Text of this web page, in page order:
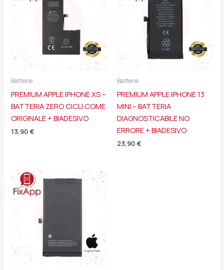
Batterie
PREMIUM APPLE IPHONE XS –
BATTERIA ZERO CICLI COME
ORIGINALE + BIADESIVO
13,90 €
Batterie
PREMIUM APPLE IPHONE 13
MINI – BATTERIA
DIAGNOSTICABILE NO
ERRORE + BIADESIVO
23,90 €